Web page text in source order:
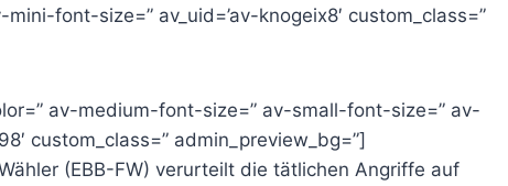
font-size=” av_uid=’av-knogeix8′ custom_class=”
av-medium-font-size=” av-small-font-size=” av-
custom_class=” admin_preview_bg=”]
(EBB-FW) verurteilt die tätlichen Angriffe auf